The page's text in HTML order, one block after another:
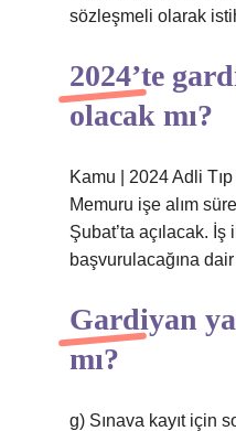
sözleşmeli olarak
2024’te
olacak mı?
Kamu | 2024 Adli
Memuru işe alım
Şubat’ta açılacak. İş
başvurulacağına
Gardiyan
mı?
g) Sınava kayıt için